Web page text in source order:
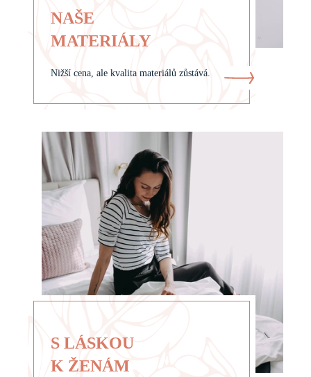
NAŠE
MATERIÁLY
Nižší cena, ale kvalita materiálů zůstává.
S LÁSKOU
K ŽENÁM